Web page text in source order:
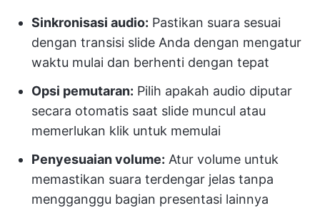
Sinkronisasi audio: Pastikan suara sesuai
dengan transisi slide Anda dengan mengatur
waktu mulai dan berhenti dengan tepat
Opsi pemutaran: Pilih apakah audio diputar
secara otomatis saat slide muncul atau
memerlukan klik untuk memulai
Penyesuaian volume: Atur volume untuk
memastikan suara terdengar jelas tanpa
mengganggu bagian presentasi lainnya